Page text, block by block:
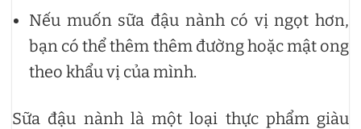
Nếu muốn sữa đậu nành có vị ngọt hơn,
bạn có thể thêm thêm đường hoặc mật ong
theo khẩu vị của mình.
Sữa đậu nành là một loại thực phẩm giàu